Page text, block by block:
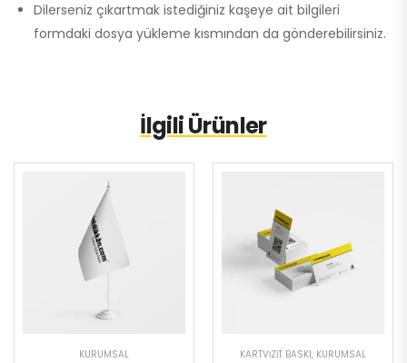
Dilerseniz çıkartmak istediğiniz kaşeye ait bilgileri
formdaki dosya yükleme kısmından da gönderebilirsiniz.
İlgili Ürünler
KURUMSAL KARTVIZIT BASKI, KURUMSAL